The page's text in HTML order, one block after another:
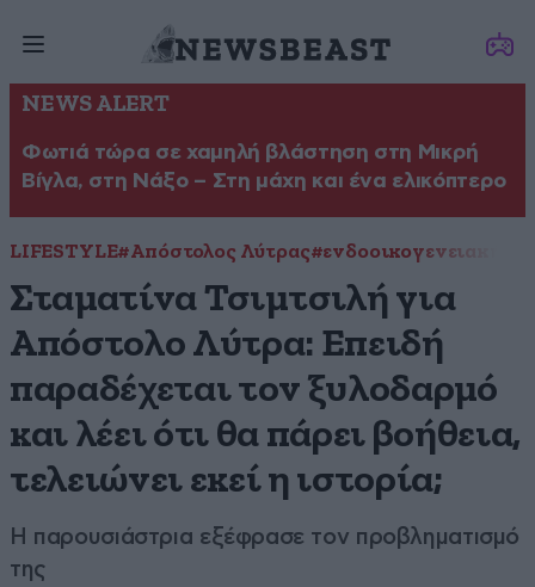
NEWS ALERT
Φωτιά τώρα σε χαμηλή βλάστηση στη Μικρή
Βίγλα, στη Νάξο – Στη μάχη και ένα ελικόπτερο
LIFESTYLE#Απόστολος Λύτρας#ενδοοικογενειακή
Σταματίνα Τσιμτσιλή για
Απόστολο Λύτρα: Επειδή
παραδέχεται τον ξυλοδαρμό
και λέει ότι θα πάρει βοήθεια,
τελειώνει εκεί η ιστορία;
Η παρουσιάστρια εξέφρασε τον προβληματισμό
της